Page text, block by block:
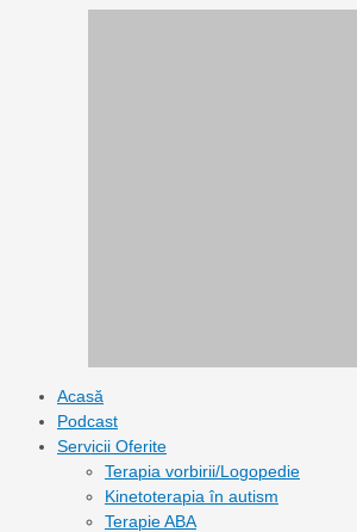
Acasă
Podcast
Servicii Oferite
Terapia vorbirii/Logopedie
Kinetoterapia în autism
Terapie ABA